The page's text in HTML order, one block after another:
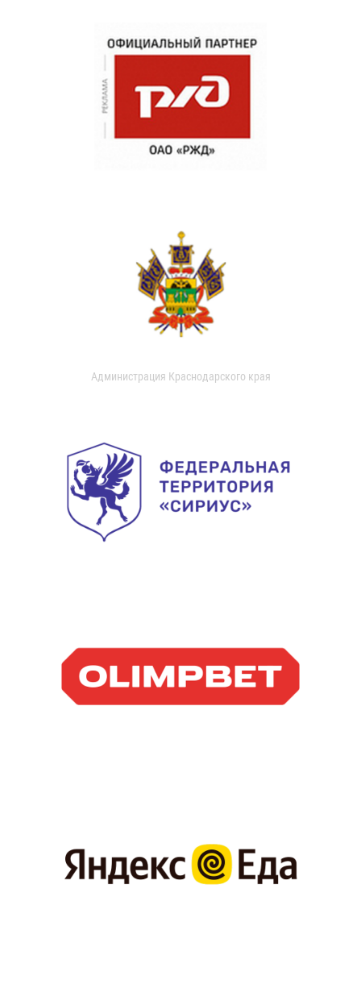
Администрация Краснодарского края